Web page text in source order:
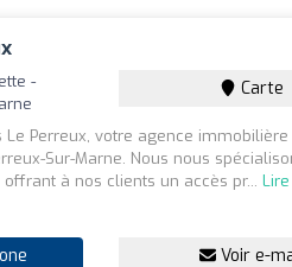
-
Carte
Le Perreux, votre agence
Sur-Marne. Nous nous
à nos clients un accès pr...
Voir e-